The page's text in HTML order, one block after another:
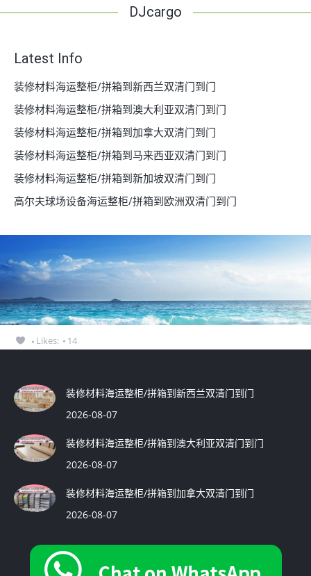
DJcargo
Latest Info
装修材料海运整柜/拼箱到新西兰双清门到门
装修材料海运整柜/拼箱到澳大利亚双清门到门
装修材料海运整柜/拼箱到加拿大双清门到门
装修材料海运整柜/拼箱到马来西亚双清门到门
装修材料海运整柜/拼箱到新加坡双清门到门
高尔夫球场设备海运整柜/拼箱到欧洲双清门到门
Likes: 14
装修材料海运整柜/拼箱到新西兰双清门到门
2026-08-07
装修材料海运整柜/拼箱到澳大利亚双清门到门
2026-08-07
装修材料海运整柜/拼箱到加拿大双清门到门
2026-08-07